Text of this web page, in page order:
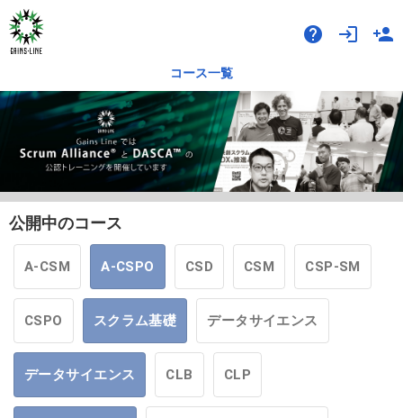
help login person_add
コース一覧
公開中のコース
A-CSM A-CSPO CSD CSM CSP-SM
CSPO スクラム基礎 データサイエンス
データサイエンス CLB CLP